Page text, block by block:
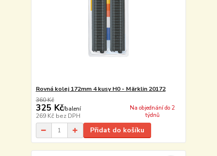
Rovná kolej 172mm 4 kusy H0 - Märklin 20172
360 Kč
325 Kč/balení
269 Kč bez DPH
Na objednání do 2
týdnů
Přidat do košíku